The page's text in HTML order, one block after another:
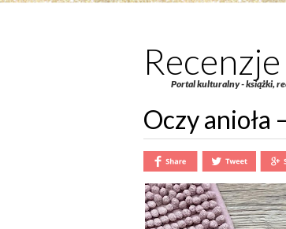
Portal kulturalny - książki,
Oczy anioła